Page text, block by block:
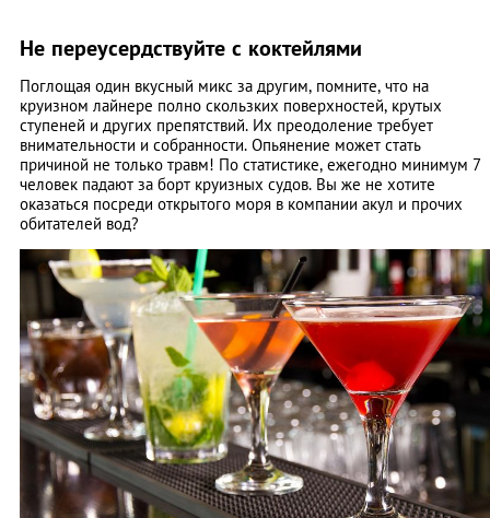
Не переусердствуйте с коктейлями
Поглощая один вкусный микс за другим, помните, что на
круизном лайнере полно скользких поверхностей, крутых
ступеней и других препятствий. Их преодоление требует
внимательности и собранности. Опьянение может стать
причиной не только травм! По статистике, ежегодно минимум 7
человек падают за борт круизных судов. Вы же не хотите
оказаться посреди открытого моря в компании акул и прочих
обитателей вод?